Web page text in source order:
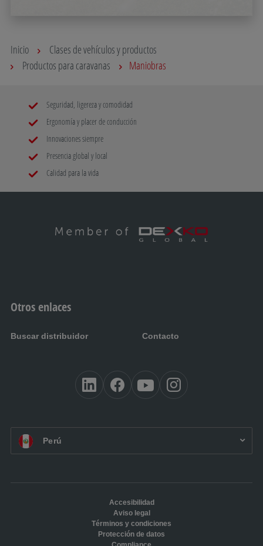
Inicio
Clases de vehículos y productos
Productos para caravanas
Maniobras
Seguridad, ligereza y comodidad
Ergonomía y placer de conducción
Innovaciones siempre
Presencia global y local
Calidad para la vida
Otros enlaces
Buscar distribuidor Contacto
ES PE:Perú
Accesibilidad
Aviso legal
Términos y condiciones
Protección de datos